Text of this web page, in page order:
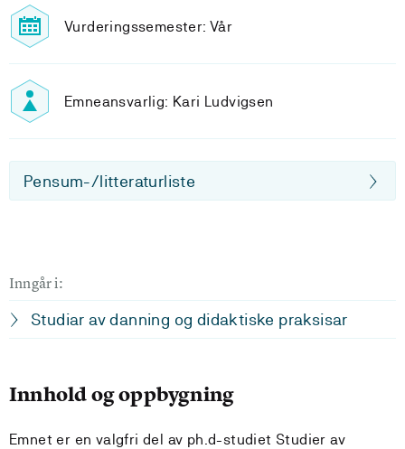
Vurderingssemester: Vår
Emneansvarlig: Kari Ludvigsen
Pensum-/litteraturliste
Inngår i:
Studiar av danning og didaktiske praksisar
Innhold og oppbygning
Emnet er en valgfri del av ph.d-studiet Studier av